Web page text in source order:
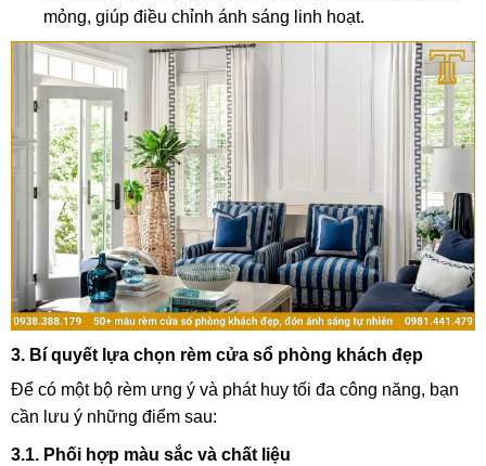
mỏng, giúp điều chỉnh ánh sáng linh hoạt.
3. Bí quyết lựa chọn rèm cửa sổ phòng khách đẹp
Để có một bộ rèm ưng ý và phát huy tối đa công năng, bạn
cần lưu ý những điểm sau:
3.1. Phối hợp màu sắc và chất liệu